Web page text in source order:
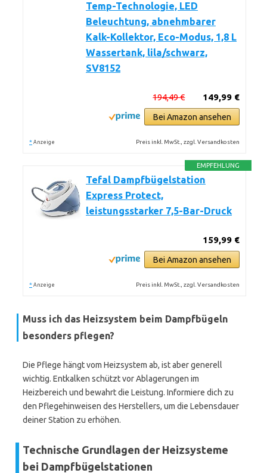
Temp-Technologie, LED
Beleuchtung, abnehmbarer
Kalk-Kollektor, Eco-Modus, 1,8 L
Wassertank, lila/schwarz,
SV8152
149,99 €
194,49 €
Bei Amazon ansehen
* Anzeige Preis inkl. MwSt., zzgl. Versandkosten
EMPFEHLUNG
Tefal Dampfbügelstation
Express Protect,
leistungsstarker 7,5-Bar-Druck
159,99 €
Bei Amazon ansehen
* Anzeige Preis inkl. MwSt., zzgl. Versandkosten
Muss ich das Heizsystem beim Dampfbügeln
besonders pflegen?
Die Pflege hängt vom Heizsystem ab, ist aber generell
wichtig. Entkalken schützt vor Ablagerungen im
Heizbereich und bewahrt die Leistung. Informiere dich zu
den Pflegehinweisen des Herstellers, um die Lebensdauer
deiner Station zu erhöhen.
Technische Grundlagen der Heizsysteme
bei Dampfbügelstationen